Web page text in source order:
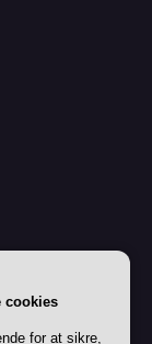
cookies
for at sikre,